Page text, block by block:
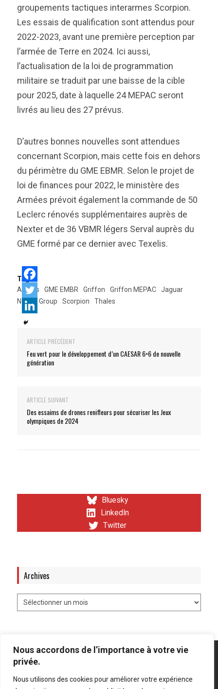
Nous accordons de l’importance à votre vie
privée.
Nous utilisons des cookies pour améliorer votre expérience
groupements tactiques interarmes Scorpion.
Les essais de qualification sont attendus pour
2022-2023, avant une première perception par
l’armée de Terre en 2024. Ici aussi,
l’actualisation de la loi de programmation
militaire se traduit par une baisse de la cible
pour 2025, date à laquelle 24 MEPAC seront
livrés au lieu des 27 prévus.
D’autres bonnes nouvelles sont attendues
concernant Scorpion, mais cette fois en dehors
du périmètre du GME EBMR. Selon le projet de
loi de finances pour 2022, le ministère des
Armées prévoit également la commande de 50
Leclerc rénovés supplémentaires auprès de
Nexter et de 36 VBMR légers Serval auprès du
GME formé par ce dernier avec Texelis.
Tags:
Arquus
GME EMBR Griffon Griffon MEPAC
Jaguar
Nexter Group
Scorpion Thales
ARTICLE PRÉCÉDENT
Feu vert pour le développement d’un CAESAR 6×6 de nouvelle
génération
ARTICLE SUIVANT
Des essaims de drones renifleurs pour sécuriser les Jeux
olympiques de 2024
Bluesky
LinkedIn
Twitter
Archives
Mentions légales Politique de confidentialité